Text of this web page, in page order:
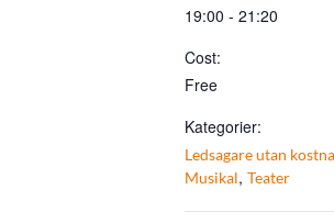
19:00 - 21:20
Cost:
Free
Kategorier:
Ledsagare utan
Musikal, Teater